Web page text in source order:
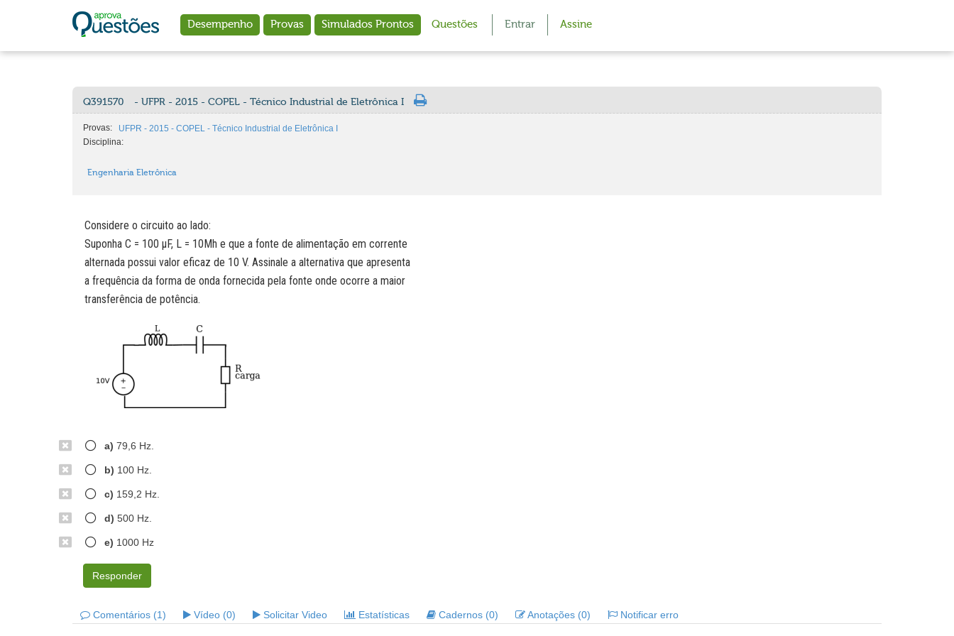
Desempenho Provas Simulados Prontos Questões Entrar Assine
Q391570 - UFPR - 2015 - COPEL - Técnico Industrial de Eletrônica I
Provas:
UFPR - 2015 - COPEL - Técnico Industrial de Eletrônica I
Disciplina:
Engenharia Eletrônica
Considere o circuito ao lado:
Suponha C = 100 µF, L = 10Mh e que a fonte de alimentação em corrente
alternada possui valor eficaz de 10 V. Assinale a alternativa que apresenta
a frequência da forma de onda fornecida pela fonte onde ocorre a maior
transferência de potência.
a) 79,6 Hz.
b) 100 Hz.
c) 159,2 Hz.
d) 500 Hz.
e) 1000 Hz
Responder
Comentários (1) Vídeo (0) Solicitar Video Estatísticas Cadernos (0) Anotações (0) Notificar erro